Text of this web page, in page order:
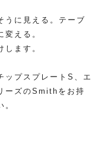
うに見える。テーブ
える。
ます。
プスプレートS、エ
ーズのSmithをお持